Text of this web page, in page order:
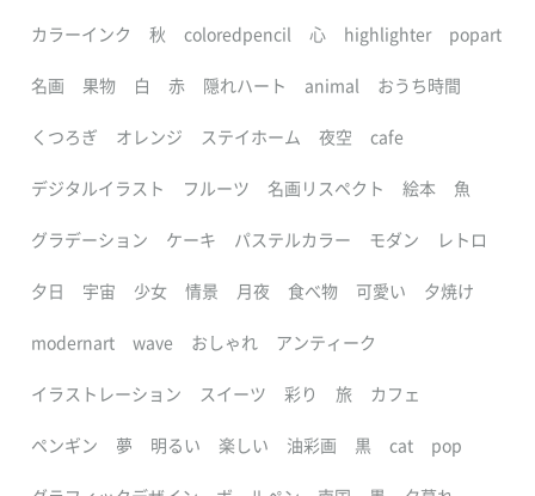
カラーインク 秋 coloredpencil 心 highlighter popart
名画 果物 白 赤 隠れハート animal おうち時間
くつろぎ オレンジ ステイホーム 夜空 cafe
デジタルイラスト フルーツ 名画リスペクト 絵本 魚
グラデーション ケーキ パステルカラー モダン レトロ
夕日 宇宙 少女 情景 月夜 食べ物 可愛い 夕焼け
modernart wave おしゃれ アンティーク
イラストレーション スイーツ 彩り 旅 カフェ
ペンギン 夢 明るい 楽しい 油彩画 黒 cat pop